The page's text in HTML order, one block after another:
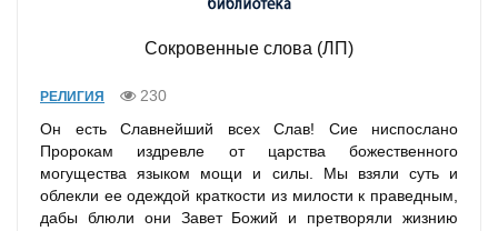
Сокровенные слова (ЛП)
РЕЛИГИЯ
230
Он есть Славнейший всех Слав! Сие ниспослано
Пророкам издревле от царства божественного
могущества языком мощи и силы. Мы взяли суть и
облекли ее одеждой краткости из милости к праведным,
дабы блюли они Завет Божий и претворяли жизнию